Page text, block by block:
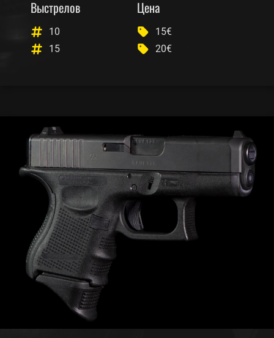
Выстрелов
10
15
Цена
15€
20€